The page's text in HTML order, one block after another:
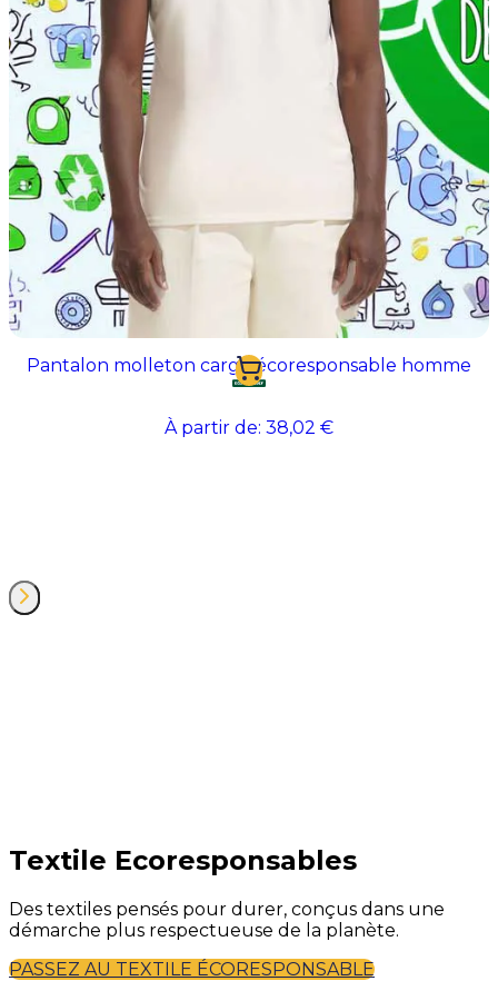
Textile Ecoresponsables
Des textiles pensés pour durer, conçus dans une
démarche plus respectueuse de la planète.
PASSEZ AU TEXTILE ÉCORESPONSABLE
Pantalon molleton cargo écoresponsable homme
À partir de: 38,02 €